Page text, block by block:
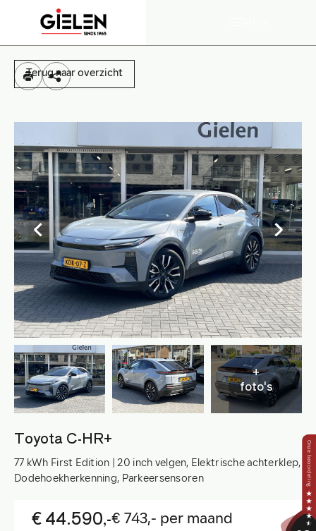
Terug naar overzicht
+
foto's
Toyota C-HR+
77 kWh First Edition | 20 inch velgen, Elektrische achterklep,
Dodehoekherkenning, Parkeersensoren
€ 44.590,-€ 743,- per maand